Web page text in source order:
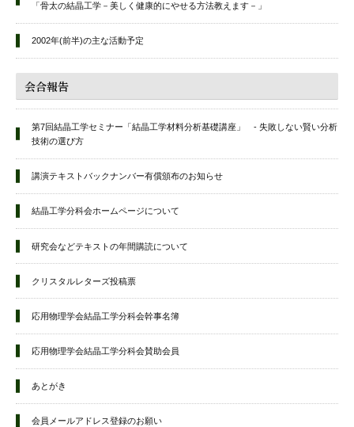
「骨太の結晶工学－美しく健康的にやせる方法教えます－」
2002年(前半)の主な活動予定
会合報告
第7回結晶工学セミナー「結晶工学材料分析基礎講座」 - 失敗しない賢い分析
技術の選び方
講演テキストバックナンバー有償頒布のお知らせ
結晶工学分科会ホームページについて
研究会などテキストの年間購読について
クリスタルレターズ投稿票
応用物理学会結晶工学分科会幹事名簿
応用物理学会結晶工学分科会賛助会員
あとがき
会員メールアドレス登録のお願い